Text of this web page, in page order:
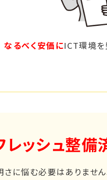
なるべく安価にICT環境
レッシュ整
に悩む必要はありません